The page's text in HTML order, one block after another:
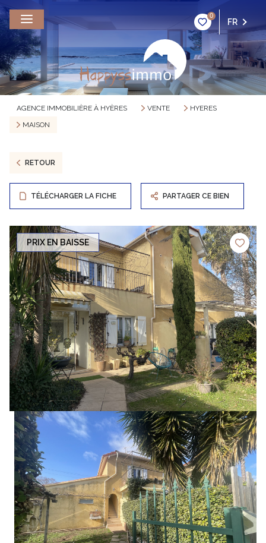
0
FR
AGENCE IMMOBILIÈRE À HYÈRES VENTE
HYERES
MAISON
RETOUR
TÉLÉCHARGER LA FICHE PARTAGER CE BIEN
PRIX EN BAISSE